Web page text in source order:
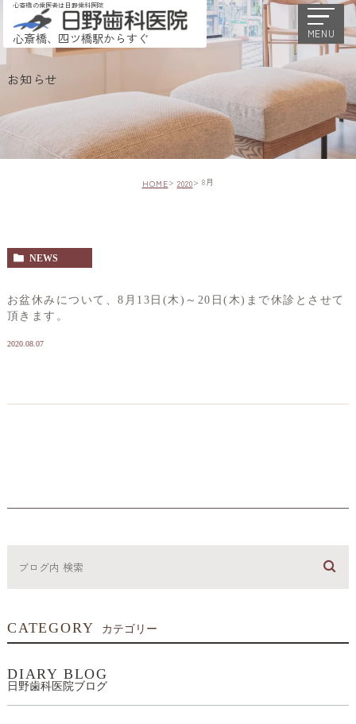
心斎橋の歯医者は日野歯科医院
心斎橋、四ツ橋駅からすぐ MENU
お知らせ
HOME 2020 8月
NEWS
お盆休みについて、8月13日(木)～20日(木)まで休診とさせて
頂きます。
2020.08.07
CATEGORY カテゴリー
DIARY BLOG
日野歯科医院ブログ